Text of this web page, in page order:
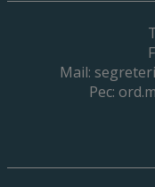
Mail:
Pec: